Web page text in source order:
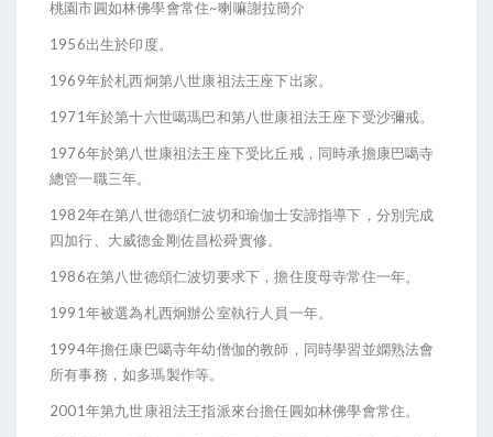
桃園市圓如林佛學會常住~喇嘛謝拉簡介
1956出生於印度。
1969年於札西炯第八世康祖法王座下出家。
1971 年於第十六世噶瑪巴和第八世康祖法王座下受沙彌戒。
1976年於第八世康祖法王座下受比丘戒，同時承擔康巴噶寺
總管一職三年。
1982年在第八世德頌仁波切和瑜伽士安諦指導下，分別完成
四加行、大威德金剛佐昌松舜實修。
1986在第八世德頌仁波切要求下，擔住度母寺常住一年。
1991 年被選為札西炯辦公室執行人員一年。
1994年擔任康巴噶寺年幼僧伽的教師，同時學習並嫻熟法會
所有事務，如多瑪製作等。
2001 年第九世康祖法王指派來台擔任圓如林佛學會常住。